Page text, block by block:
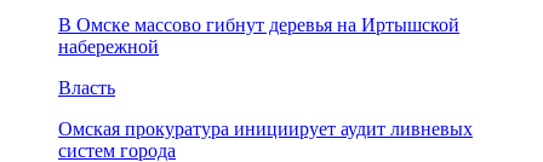
В Омске массово гибнут деревья на Иртышской
набережной
Власть
Омская прокуратура инициирует аудит ливневых
систем города